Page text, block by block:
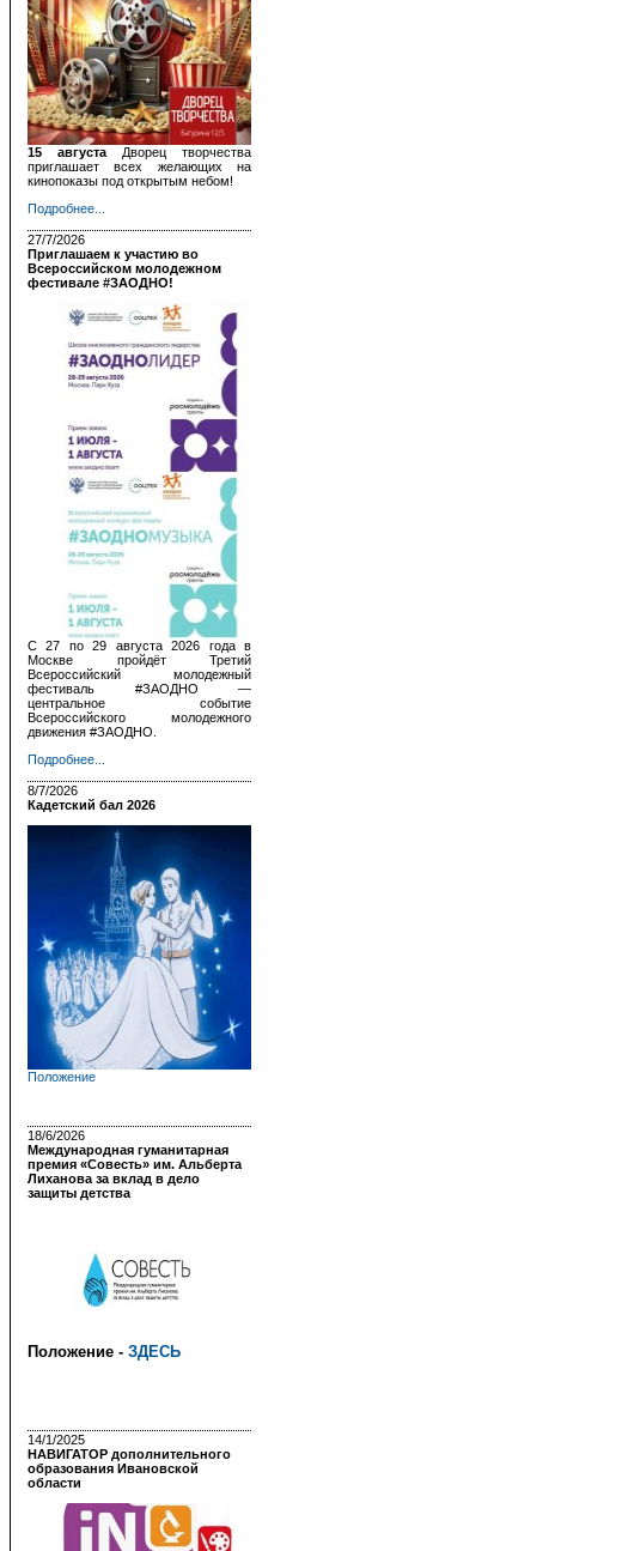
15 августа
Дворец творчества
приглашает всех желающих на
кинопоказы под открытым небом!
Подробнее...
27/7/2026
Приглашаем к участию во
Всероссийском молодежном
фестивале #ЗАОДНО!
С 27 по 29 августа 2026 года в
Москве пройдёт Третий
Всероссийский молодежный
фестиваль #ЗАОДНО —
центральное событие
Всероссийского молодежного
движения #ЗАОДНО.
Подробнее...
8/7/2026
Кадетский бал 2026
Положение
18/6/2026
Международная гуманитарная
премия «Совесть» им. Альберта
Лиханова за вклад в дело
защиты детства
Положение - ЗДЕСЬ
14/1/2025
НАВИГАТОР дополнительного
образования Ивановской
области